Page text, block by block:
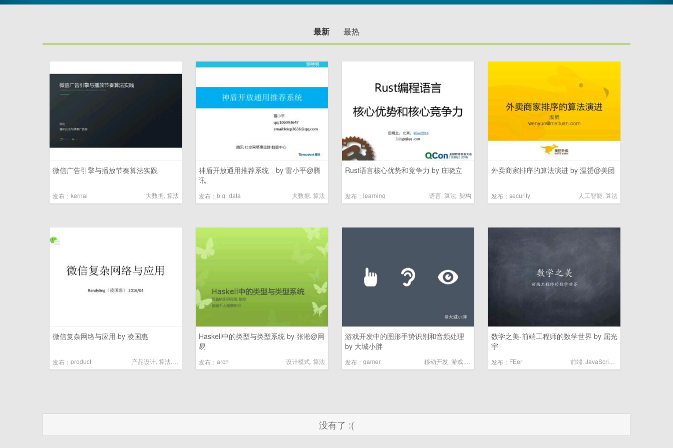
最新 最热
微信广告引擎与播放节奏算法实践
发布： kernal 大数据 算法
神盾开放通用推荐系统 by 雷小平@腾
讯
发布： big_data 大数据 算法
Rust语言核心优势和竞争力 by 庄晓立
发布： learning 语言 算法 架构
外卖商家排序的算法演进 by 温赟@美团
发布： security 人工智能 算法
微信复杂网络与应用 by 凌国惠
发布： product 产品设计 算法
Haskell中的类型与类型系统 by 张淞@网
易
发布： arch 设计模式 算法
游戏开发中的图形手势识别和音频处理
by 大城小胖
发布： gamer 移动开发 游戏
数学之美-前端工程师的数学世界 by 屈光
宇
发布： FEer 前端 JavaScript
没有了 :(